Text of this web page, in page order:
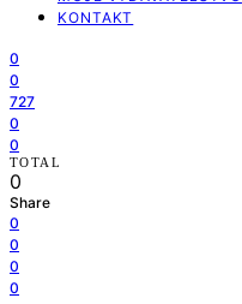
KONTAKT
0
0
727
0
0
TOTAL
0
Share
0
0
0
0